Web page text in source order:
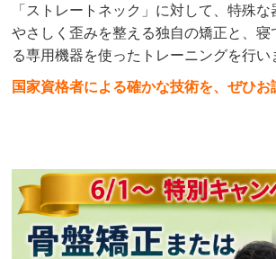
「ストレートネック 」に対して、特殊
やさしく歪みを整える独自の矯正と、寝
る専用機器を使ったトレーニングを行い
国家資格者による確かな技術を、ぜひお